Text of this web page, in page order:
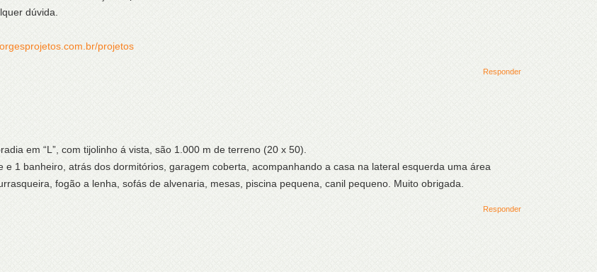
dúvida.
projetos
Responder
em “L”, com tijolinho á vista, são 1.000 m de terreno (20 x 50).
e 1 banheiro, atrás dos dormitórios, garagem coberta, acompanhando a casa na lateral esquerda uma área
fogão a lenha, sofás de alvenaria, mesas, piscina pequena, canil pequeno. Muito obrigada.
Responder